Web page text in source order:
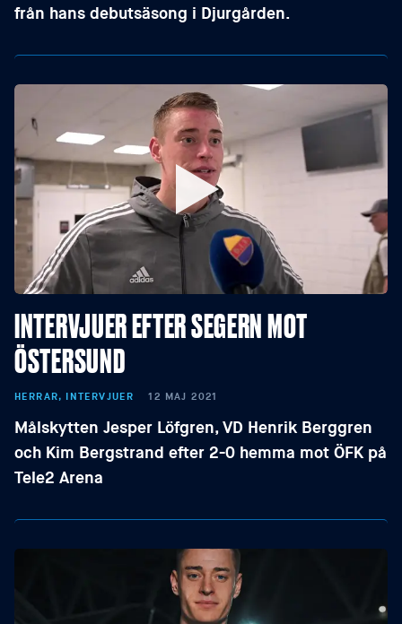
från hans debutsäsong i Djurgården.
INTERVJUER EFTER SEGERN MOT
ÖSTERSUND
HERRAR, INTERVJUER 12 MAJ 2021
Målskytten Jesper Löfgren, VD Henrik Berggren
och Kim Bergstrand efter 2-0 hemma mot ÖFK på
Tele2 Arena